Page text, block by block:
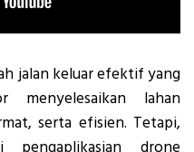
jalan keluar efektif yang
menyelesaikan lahan
serta efisien. Tetapi,
pengaplikasian drone